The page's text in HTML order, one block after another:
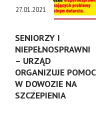
27.01.2021
SENIORZY I
NIEPEŁNOSPRAWNI
– URZĄD
ORGANIZUJE POMOC
W DOWOZIE NA
SZCZEPIENIA